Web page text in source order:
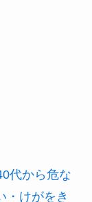
代から危な
・けがをき